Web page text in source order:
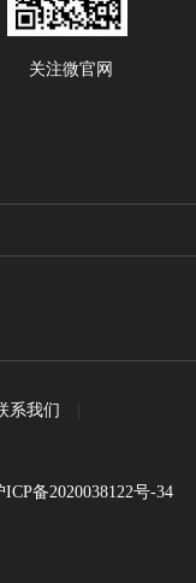
关注微官网
系我们
ICP备2020038122号-34